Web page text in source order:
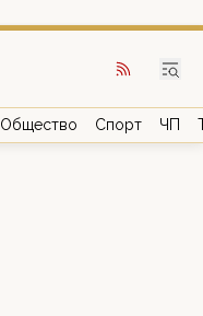
Общество Спорт ЧП